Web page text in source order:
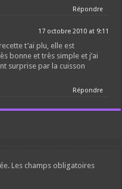
Répondre
17 octobre 2010 at 9:11
t’ai plu, elle est
bonne et très simple et j’ai
surprise par la cuisson
Répondre
Les champs obligatoires